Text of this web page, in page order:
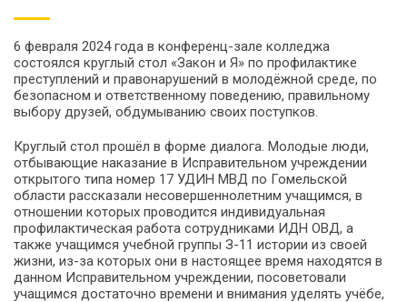
6 февраля 2024 года в конференц-зале колледжа
состоялся круглый стол «Закон и Я» по профилактике
преступлений и правонарушений в молодёжной среде, по
безопасном и ответственному поведению, правильному
выбору друзей, обдумыванию своих поступков.
Круглый стол прошёл в форме диалога. Молодые люди,
отбывающие наказание в Исправительном учреждении
открытого типа номер 17 УДИН МВД по Гомельской
области рассказали несовершеннолетним учащимся, в
отношении которых проводится индивидуальная
профилактическая работа сотрудниками ИДН ОВД, а
также учащимся учебной группы З-11 истории из своей
жизни, из-за которых они в настоящее время находятся в
данном Исправительном учреждении, посоветовали
учащимся достаточно времени и внимания уделять учёбе,